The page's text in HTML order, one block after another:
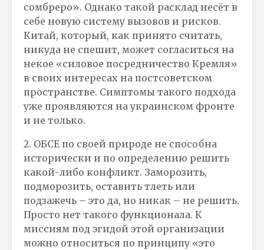
сомбреро». Однако такой расклад несёт в
себе новую систему вызовов и рисков.
Китай, который, как принято считать,
никуда не спешит, может согласиться на
некое «силовое посредничество Кремля»
в своих интересах на постсоветском
пространстве. Симптомы такого подхода
уже проявляются на украинском фронте
и не только.
2. ОБСЕ по своей природе не способна
исторически и по определению решить
какой-либо конфликт. Заморозить,
подморозить, оставить тлеть или
подзажечь – это да, но никак – не решить.
Просто нет такого функционала. К
миссиям под эгидой этой организации
можно относиться по принципу «это